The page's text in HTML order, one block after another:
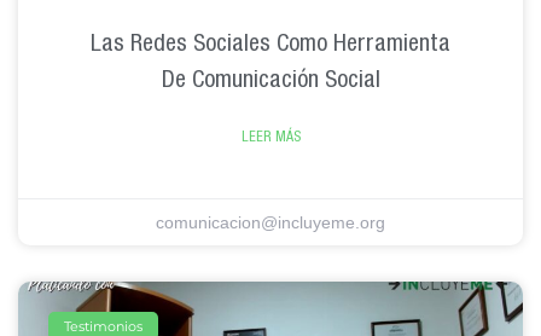
Las Redes Sociales Como Herramienta
De Comunicación Social
LEER MÁS
comunicacion@incluyeme.org
Testimonios